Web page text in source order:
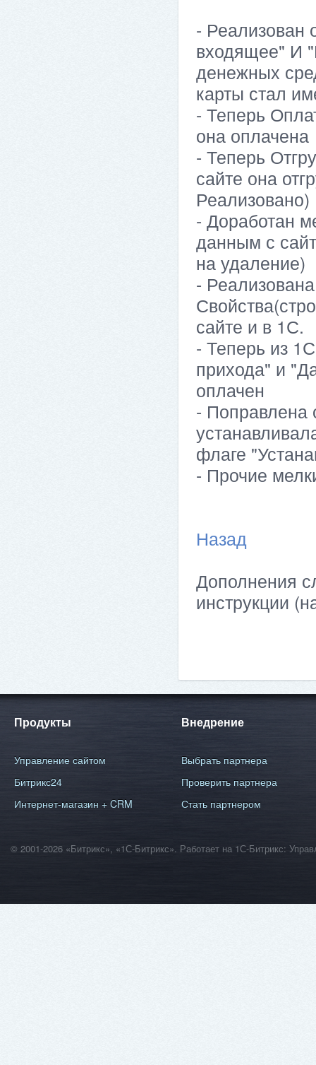
- Реализован
входящее" И
денежных
карты стал
- Теперь
она оплачена
- Теперь
сайте она
Реализовано)
- Доработан
данным с
на удаление)
-
сайте и в 1С.
- Теперь из
прихода" и
оплачен
- Поправлена
флаге
- Прочие
Назад
Дополнения
инструкции
Продукты
Управление сайтом
Битрикс24
Интернет-магазин + CRM
Внедрение
Выбрать партнера
Проверить партнера
Стать партнером
© 2001-2026 «Битрикс», «1С-Битрикс». Работает на 1С-Битрикс: